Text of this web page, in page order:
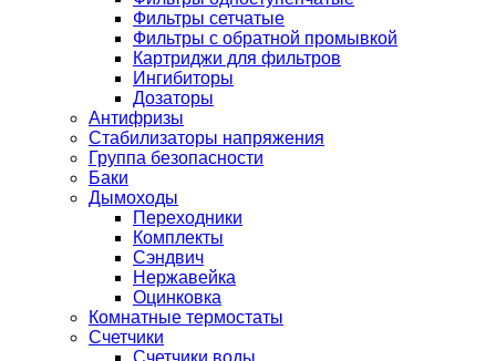
Фильтры сетчатые
Фильтры с обратной промывкой
Картриджи для фильтров
Ингибиторы
Дозаторы
Антифризы
Стабилизаторы напряжения
Группа безопасности
Баки
Дымоходы
Переходники
Комплекты
Сэндвич
Нержавейка
Оцинковка
Комнатные термостаты
Счетчики